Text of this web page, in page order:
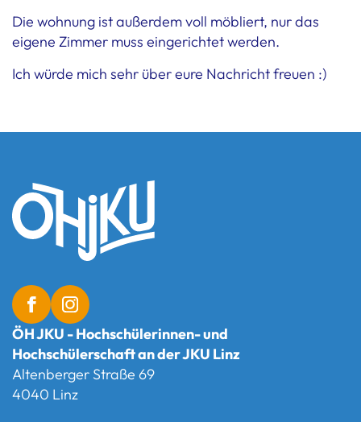
Die wohnung ist außerdem voll möbliert, nur das
eigene Zimmer muss eingerichtet werden.
Ich würde mich sehr über eure Nachricht freuen :)
ÖH JKU - Hochschülerinnen- und
Hochschülerschaft an der JKU Linz
Altenberger Straße 69
4040 Linz